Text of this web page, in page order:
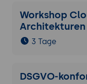
Workshop
3 Tage
DSGVO-